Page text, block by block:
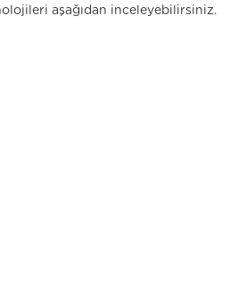
aşağıdan inceleyebilirsiniz.